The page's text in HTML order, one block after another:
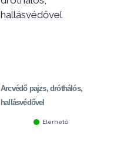
Arcvédő pajzs, dróthálós,
hallásvédővel
Elérhető